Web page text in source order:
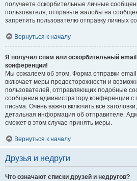
получаете оскорбительные личные
пользователя, отправьте жалобы на
запретить пользователю отправку личных
Вернуться к началу
Я получил спам или оскорбительный email
конференции!
Мы сожалеем об этом. Форма отправки
включает меры предосторожности и
пользователей, отправляющих подобные
сообщение администратору конференции с
письма. Очень важно включить все
детальная информация об отправителе.
сможет в этом случае принять меры.
Вернуться к началу
Друзья и недруги
Что означают списки друзей и недругов?